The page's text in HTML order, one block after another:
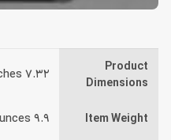
Product
Dimensions
7.32 x 3.07 x 7.72 inches
Item Weight
9.9 ounces